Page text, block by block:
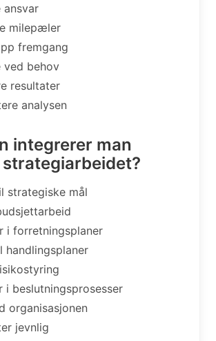
ansvar
milepæler
fremgang
ved behov
resultater
analysen
integrerer man
strategiarbeidet?
strategiske mål
i forretningsplaner
handlingsplaner
i beslutningsprosesser
organisasjonen
jevnlig